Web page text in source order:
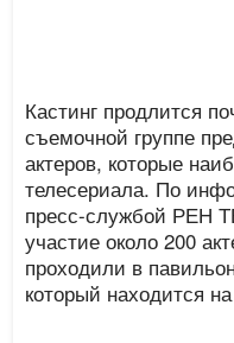
Кастинг продлится
съемочной группе
актеров, которые
телесериала. По
пресс-службой РЕН
участие около 200
проходили в
который находится